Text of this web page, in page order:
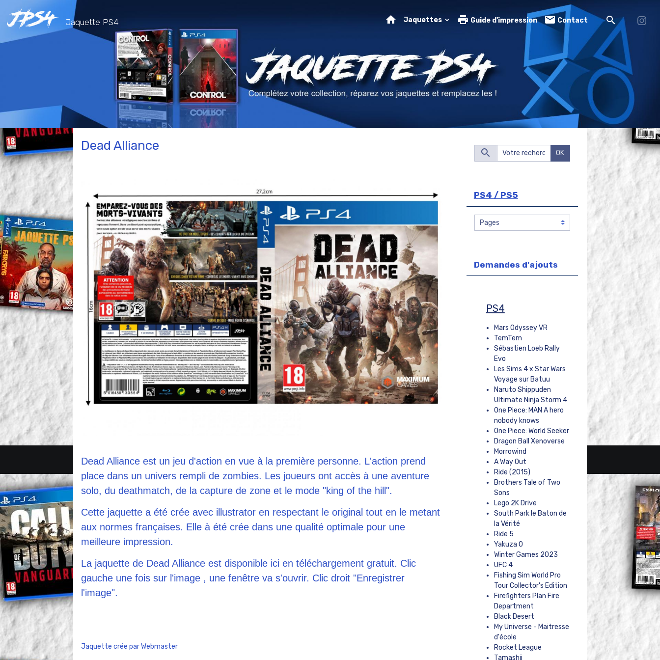
Jaquette PS4 Jaquettes Guide d'impression Contact
Dead Alliance
Dead Alliance est un jeu d'action en vue à la première personne. L'action prend
place dans un univers rempli de zombies. Les joueurs ont accès à une aventure
solo, du deathmatch, de la capture de zone et le mode "king of the hill".
Cette jaquette a été crée avec illustrator en respectant le original tout en le metant
aux normes françaises. Elle à été crée dans une qualité optimale pour une
meilleure impression.
La jaquette de Dead Alliance est disponible ici en téléchargement gratuit. Clic
gauche une fois sur l'image , une fenêtre va s'ouvrir. Clic droit "Enregistrer
l'image".
Jaquette crée par Webmaster
OK
PS4 / PS5
Demandes d'ajouts
PS4
Mars Odyssey VR
TemTem
Sébastien Loeb Rally
Evo
Les Sims 4 x Star Wars
Voyage sur Batuu
Naruto Shippuden
Ultimate Ninja Storm 4
One Piece: MAN A hero
nobody knows
One Piece: World Seeker
Dragon Ball Xenoverse
Morrowind
A Way Out
Ride (2015)
Brothers Tale of Two
Sons
Lego 2K Drive
South Park le Baton de
la Vérité
Ride 5
Yakuza 0
Winter Games 2023
UFC 4
Fishing Sim World Pro
Tour Collector's Edition
Firefighters Plan Fire
Department
Black Desert
My Universe - Maitresse
d'école
Rocket League
Tamashii